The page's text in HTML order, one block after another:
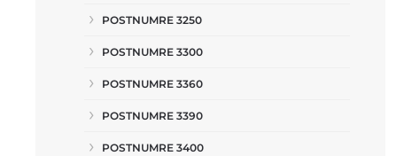
POSTNUMRE 3250
POSTNUMRE 3300
POSTNUMRE 3360
POSTNUMRE 3390
POSTNUMRE 3400